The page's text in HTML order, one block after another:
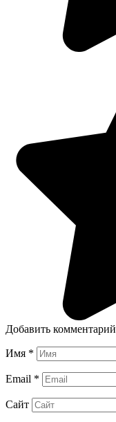
Добавить комментарий
Имя *
Email *
Сайт